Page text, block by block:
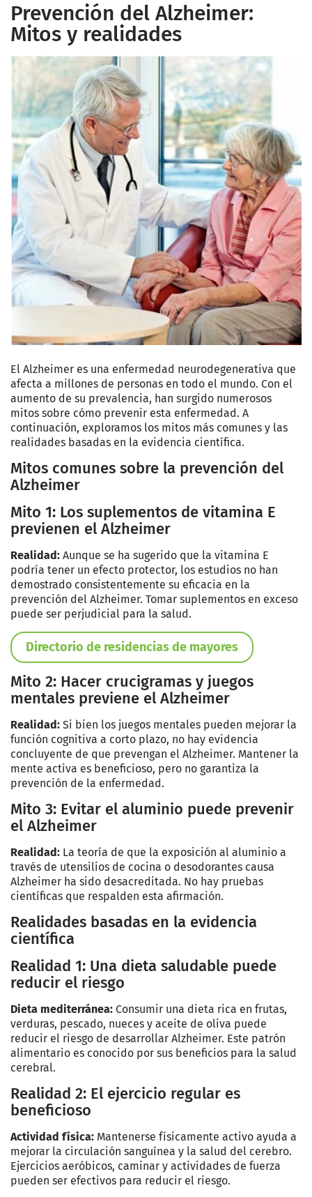
Prevención del Alzheimer:
Mitos y realidades
El Alzheimer es una enfermedad neurodegenerativa que
afecta a millones de personas en todo el mundo. Con el
aumento de su prevalencia, han surgido numerosos
mitos sobre cómo prevenir esta enfermedad. A
continuación, exploramos los mitos más comunes y las
realidades basadas en la evidencia científica.
Mitos comunes sobre la prevención del
Alzheimer
Mito 1: Los suplementos de vitamina E
previenen el Alzheimer
Realidad: Aunque se ha sugerido que la vitamina E
podría tener un efecto protector, los estudios no han
demostrado consistentemente su eficacia en la
prevención del Alzheimer. Tomar suplementos en exceso
puede ser perjudicial para la salud.
Directorio de residencias de mayores
Mito 2: Hacer crucigramas y juegos
mentales previene el Alzheimer
Realidad: Si bien los juegos mentales pueden mejorar la
función cognitiva a corto plazo, no hay evidencia
concluyente de que prevengan el Alzheimer. Mantener la
mente activa es beneficioso, pero no garantiza la
prevención de la enfermedad.
Mito 3: Evitar el aluminio puede prevenir
el Alzheimer
Realidad: La teoría de que la exposición al aluminio a
través de utensilios de cocina o desodorantes causa
Alzheimer ha sido desacreditada. No hay pruebas
científicas que respalden esta afirmación.
Realidades basadas en la evidencia
científica
Realidad 1: Una dieta saludable puede
reducir el riesgo
Dieta mediterránea: Consumir una dieta rica en frutas,
verduras, pescado, nueces y aceite de oliva puede
reducir el riesgo de desarrollar Alzheimer. Este patrón
alimentario es conocido por sus beneficios para la salud
cerebral.
Realidad 2: El ejercicio regular es
beneficioso
Actividad física: Mantenerse físicamente activo ayuda a
mejorar la circulación sanguínea y la salud del cerebro.
Ejercicios aeróbicos, caminar y actividades de fuerza
pueden ser efectivos para reducir el riesgo.